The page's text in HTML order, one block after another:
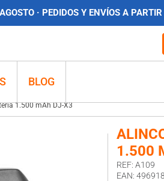
· PEDIDOS Y ENVÍOS A
BLOG
1.500 mAh DJ-X3
1.500
REF: A109
EAN: